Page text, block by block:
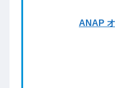
ANAP